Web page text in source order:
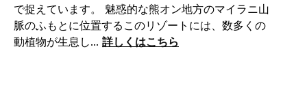
で捉えています。
魅惑的な熊オン地方のマイラニ山
脈のふもとに位置するこのリゾートには、数多くの
動植物が生息し... 詳しくはこちら